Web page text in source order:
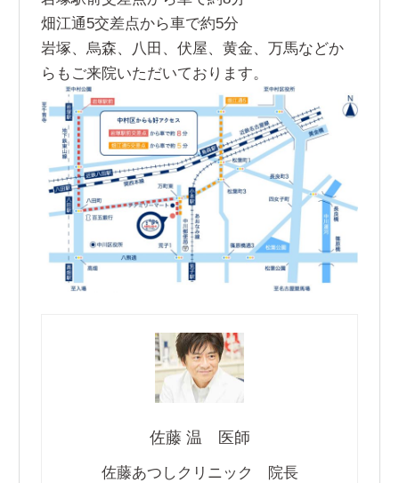
畑江通5交差点から車で約5分
岩塚、烏森、八田、伏屋、黄金、万馬などか
らもご来院いただいております。
佐藤 温 医師
佐藤あつしクリニック 院長